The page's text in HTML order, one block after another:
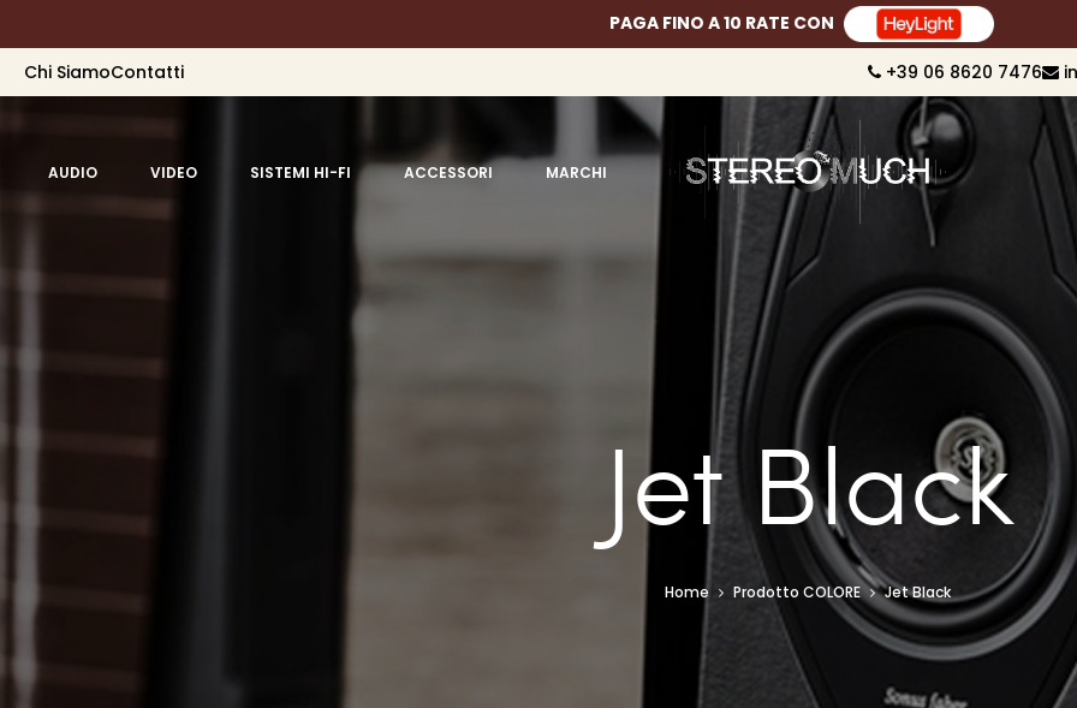
PAGA FINO A 10 RATE CON
Chi SiamoContatti +39 06 8620 7476
AUDIO VIDEO SISTEMI HI-FI ACCESSORI MARCHI
Jet Black
Home Prodotto COLORE Jet Black